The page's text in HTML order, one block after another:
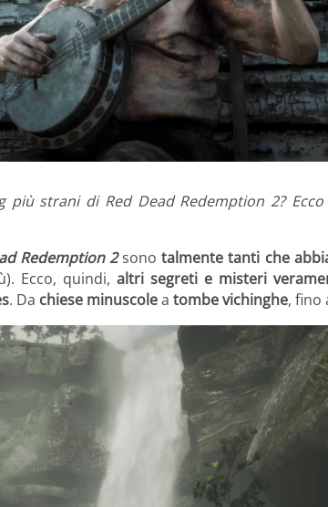
più strani di Red Dead Redemption 2?
Redemption 2sonotalmente tanti che
Ecco, quindi, altri segreti e misteri
. Da chiese minuscolea tombe vichinghe, fino